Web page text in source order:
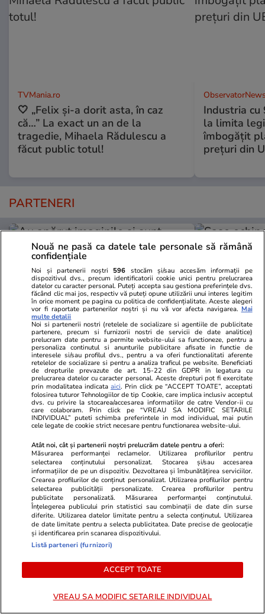
TVMania.ro
🤍 „Felix și-a dorit asta, în caz
că…” La exact un an de la
tragedie, Mihaela Rădulescu a
făcut public totul!
Industria
la limita
îmbogăţit
preţuri din
PARTENERI
GSP.ro
Au apărut imaginile și sunt
scandaloase! Gestul care a
declanșat bătaia la finala Spania
- Argentina
GSP.ro
Șase
calificate la
Nouă ne pasă ca datele tale personale să rămână
confidențiale
Noi și partenerii noștri 596 stocăm și/sau accesăm informații pe
dispozitivul dvs., precum identificatorii cookie unici pentru prelucrarea
datelor cu caracter personal. Puteți accepta sau gestiona preferințele dvs.
făcând clic mai jos, respectiv vă puteți opune utilizării unui interes legitim
în orice moment pe pagina cu politica de confidențialitate. Aceste alegeri
vor fi raportate partenerilor noștri și nu vă vor afecta navigarea. Mai
multe detalii
Noi si partenerii nostri (retelele de socializare si agentiile de publicitate
partenere, precum si furnizorii nostri de servicii de date analitice)
prelucram date pentru a permite website-ului sa functioneze, pentru a
personaliza continutul si anunturile publicitare afisate in functie de
interesele si/sau profilul dvs., pentru a va oferi functionalitati aferente
retelelor de socializare si pentru a analiza traficul pe website. Beneficiati
de drepturile prevazute de art. 15-22 din GDPR in legatura cu
prelucrarea datelor cu caracter personal. Aceste drepturi pot fi exercitate
prin modalitatea indicataaici. Prin click pe “ACCEPT TOATE”, acceptati
folosirea tuturor Tehnologiilor de tip Cookie, care implica inclusiv acceptul
dvs. cu privire la stocarea/accesarea informatiilor de catre Vendor-ii cu
care colaboram. Prin click pe “VREAU SA MODIFIC SETARILE
INDIVIDUAL” puteti schimba preferintele in mod individual, mai putin
cele legate de cookie strict necesare pentru functionarea website-ului.
Atât noi, cât și partenerii noștri prelucrăm datele pentru a oferi:
Măsurarea performanței reclamelor. Utilizarea profilurilor pentru
selectarea conținutului personalizat. Stocarea și/sau accesarea
informațiilor de pe un dispozitiv. Dezvoltarea și îmbunătățirea serviciilor.
Crearea profilurilor de conținut personalizat. Utilizarea profilurilor pentru
selectarea publicității personalizate. Crearea profilurilor pentru
publicitate personalizată. Măsurarea performanței conținutului.
Înțelegerea publicului prin statistici sau combinații de date din surse
diferite. Utilizarea datelor limitate pentru a selecta conținutul. Utilizarea
de date limitate pentru a selecta publicitatea. Date precise de geolocație
și identificarea prin scanarea dispozitivului.
Listă parteneri (furnizori)
ACCEPT TOATE
VREAU SA MODIFIC SETARILE INDIVIDUAL